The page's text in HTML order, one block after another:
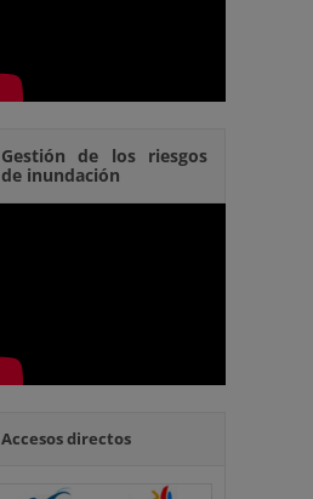
Gestión de los riesgos
de inundación
Accesos directos